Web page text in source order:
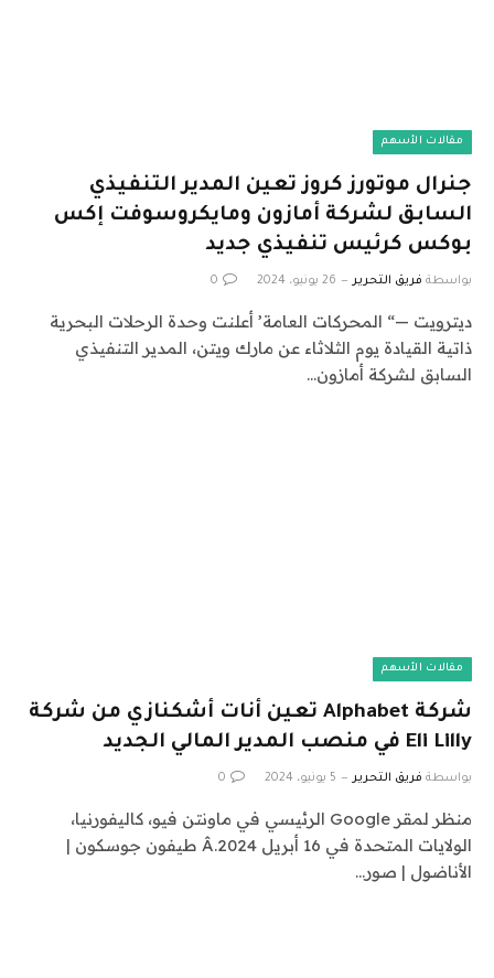
مقالات الأسهم
جنرال موتورز كروز تعين المدير التنفيذي
السابق لشركة أمازون ومايكروسوفت إكس
بوكس ​​كرئيس تنفيذي جديد
بواسطة فريق التحرير 26 يونيو، 2024 0
ديترويت —“ المحركات العامة’ أعلنت وحدة الرحلات البحرية
ذاتية القيادة يوم الثلاثاء عن مارك ويتن، المدير التنفيذي
السابق لشركة أمازون…
مقالات الأسهم
شركة Alphabet تعين أنات أشكنازي من شركة
Eli Lilly في منصب المدير المالي الجديد
بواسطة فريق التحرير 5 يونيو، 2024 0
منظر لمقر Google الرئيسي في ماونتن فيو، كاليفورنيا،
الولايات المتحدة في 16 أبريل 2024.Â طيفون جوسكون |
الأناضول | صور…